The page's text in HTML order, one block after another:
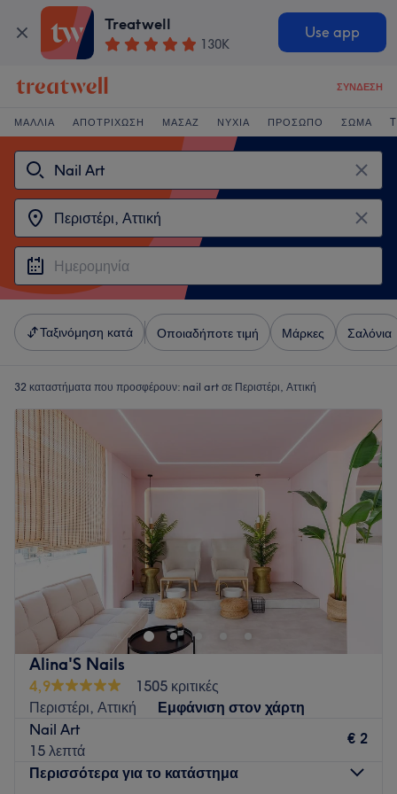
Treatwell
130K
Use app
ΣΎΝΔΕΣΗ
ΜΑΛΛΙΆ ΑΠΟΤΡΊΧΩΣΗ ΜΑΣΆΖ ΝΎΧΙΑ ΠΡΌΣΩΠΟ ΣΏΜΑ
Ταξινόμηση κατά Οποιαδήποτε τιμή Μάρκες Σαλόνια
32 καταστήματα που προσφέρουν: nail art σε Περιστέρι, Αττική
Alina'S Nails
4,9
1505 κριτικές
Περιστέρι, Αττική
Εμφάνιση στον χάρτη
Nail Art
15 λεπτά
€ 2
Περισσότερα για το κατάστημα